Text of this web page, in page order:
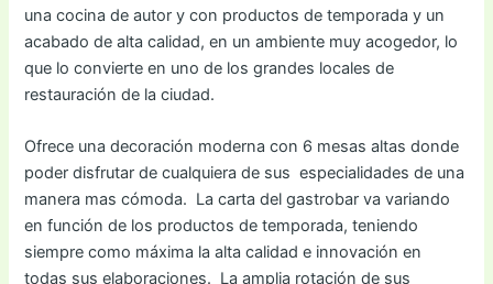
una cocina de autor y con productos de temporada y un
acabado de alta calidad, en un ambiente muy acogedor, lo
que lo convierte en uno de los grandes locales de
restauración de la ciudad.
Ofrece una decoración moderna con 6 mesas altas donde
poder disfrutar de cualquiera de sus especialidades de una
manera mas cómoda. La carta del gastrobar va variando
en función de los productos de temporada, teniendo
siempre como máxima la alta calidad e innovación en
todas sus elaboraciones. La amplia rotación de sus